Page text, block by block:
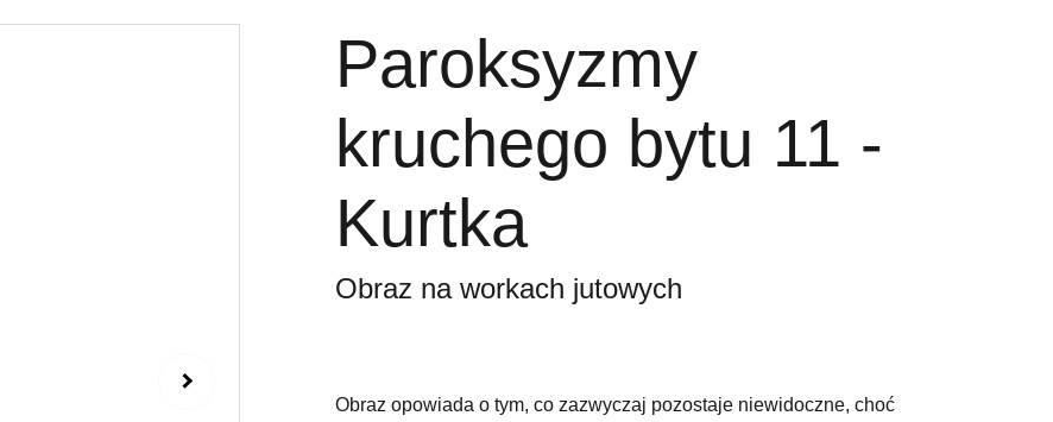
Paroksyzmy
kruchego bytu 11 -
Kurtka
Obraz na workach jutowych
Obraz opowiada o tym, co zazwyczaj pozostaje niewidoczne, choć